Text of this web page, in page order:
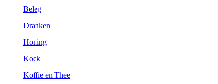
Beleg
Dranken
Honing
Koek
Koffie en Thee